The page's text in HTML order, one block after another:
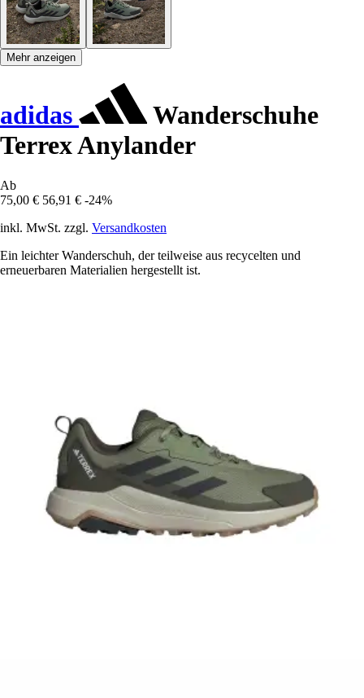
Mehr anzeigen
adidas
Wanderschuhe
Terrex Anylander
Ab
75,00 € 56,91 € -24%
inkl. MwSt. zzgl. Versandkosten
Ein leichter Wanderschuh, der teilweise aus recycelten und
erneuerbaren Materialien hergestellt ist.